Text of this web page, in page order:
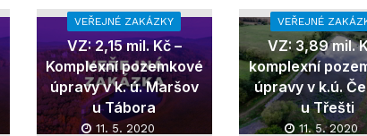
VEŘEJNÉ ZAKÁZKY
VZ: 2,15 mil. Kč –
Komplexní pozemkové
úpravy v k. ú. Maršov
u Tábora
11. 5. 2020
VEŘEJNÉ
VZ: 3,89 mil.
komplexní
úpravy v k.ú.
u Třešti
11. 5. 2020